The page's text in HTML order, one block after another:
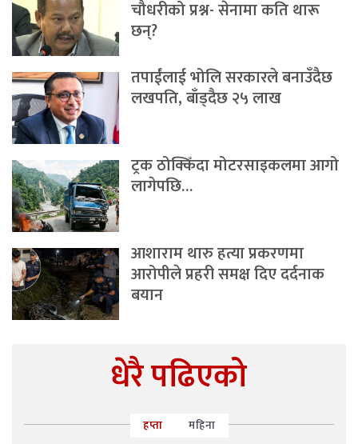
चौधरीको प्रश्न- सेनामा कति थारू
छन्?
तपाईंलाई भोलि सरकारले बनाउँदैछ
लखपति, बाँड्दैछ २५ लाख
ट्रक ठोक्किँदा मोटरसाइकलमा आगो
लागेपछि…
आशाराम थारु हत्या प्रकरणमा
आरोपीले प्रहरी समक्ष दिए दर्दनाक
बयान
धेरै पढिएको
हप्ता महिना